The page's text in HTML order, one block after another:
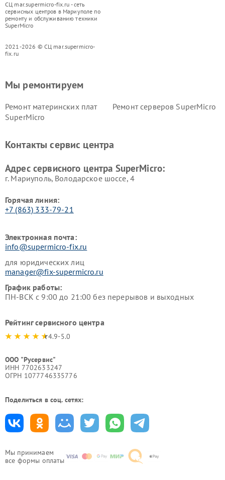
СЦ mar.supermicro-fix.ru - сеть
сервисных центров в Мариуполе по
ремонту и обслуживанию техники
SuperMicro
2021-2026 © СЦ mar.supermicro-
fix.ru
Мы принимаем
все формы оплаты
Мы ремонтируем
Ремонт материнских плат
SuperMicro
Ремонт серверов SuperMicro
Контакты сервис центра
Адрес сервисного центра SuperMicro:
г. Мариуполь, Володарское шоссе, 4
Горячая линия:
+7 (863) 333-79-21
Электронная почта:
info@supermicro-fix.ru
для юридических лиц
manager@fix-supermicro.ru
График работы:
ПН-ВСК с 9:00 до 21:00 без перерывов и выходных
Рейтинг сервисного центра
4.9-5.0
ООО "Русервис"
ИНН 7702633247
ОГРН 1077746335776
Поделиться в соц. сетях: